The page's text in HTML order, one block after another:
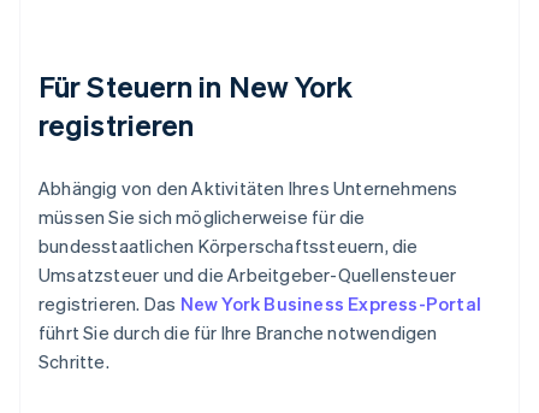
Für Steuern in New York
registrieren
Abhängig von den Aktivitäten Ihres Unternehmens
müssen Sie sich möglicherweise für die
bundesstaatlichen Körperschaftssteuern, die
Umsatzsteuer und die Arbeitgeber-Quellensteuer
registrieren. Das New York Business Express-Portal
führt Sie durch die für Ihre Branche notwendigen
Schritte.